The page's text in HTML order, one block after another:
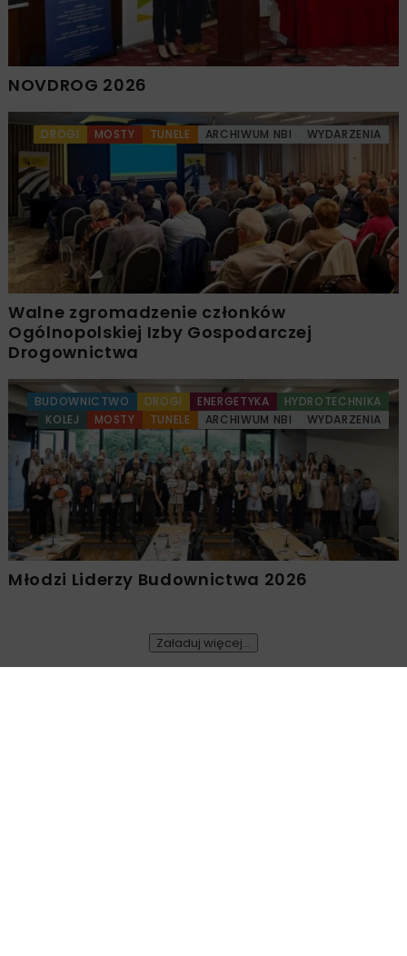
NOVDROG 2026
DROGI MOSTY TUNELE ARCHIWUM NBI WYDARZENIA
Walne zgromadzenie członków
Ogólnopolskiej Izby Gospodarczej
Drogownictwa
BUDOWNICTWO DROGI ENERGETYKA
HYDROTECHNIKA
KOLEJ
MOSTY TUNELE ARCHIWUM NBI WYDARZENIA
Młodzi Liderzy Budownictwa 2026
Załaduj więcej...